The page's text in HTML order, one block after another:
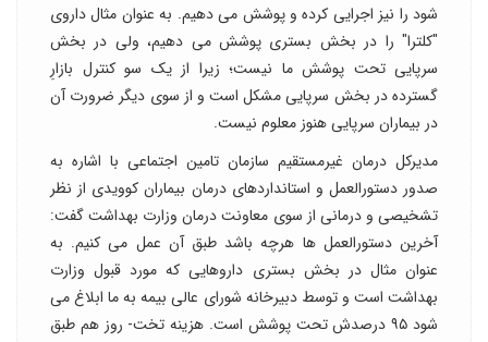
شود را نیز اجرایی کرده و پوشش می دهیم. به عنوان مثال داروی
"کلترا" را در بخش بستری پوشش می دهیم، ولی در بخش
سرپایی تحت پوشش ما نیست؛ زیرا از یک سو کنترل بازارِ
گسترده در بخش سرپایی مشکل است و از سوی دیگر ضرورت آن
در بیماران سرپایی هنوز معلوم نیست.
مدیرکل درمان غیرمستقیم سازمان تامین اجتماعی با اشاره به
صدور دستورالعمل و استانداردهای درمان بیماران کوویدی از نظر
تشخیصی و درمانی از سوی معاونت درمان وزارت بهداشت گفت:
آخرین دستورالعمل ها هرچه باشد طبق آن عمل می کنیم. به
عنوان مثال در بخش بستری داروهایی که مورد قبول وزارت
بهداشت است و توسط دبیرخانه شورای عالی بیمه به ما ابلاغ می
شود ۹۵ درصدش تحت پوشش است. هزینه تخت- روز هم طبق